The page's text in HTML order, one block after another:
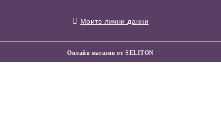
Моите лични данни
Онлайн магазин от SELITON